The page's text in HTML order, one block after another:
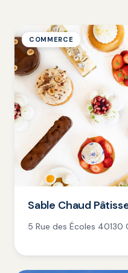
COMMERCE
Sable Chaud
5 Rue des Écoles